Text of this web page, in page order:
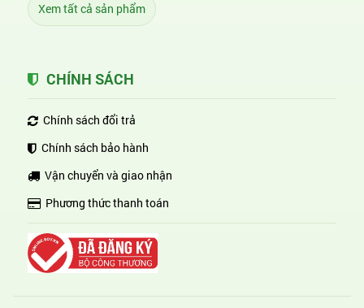
Xem tất cả sản phẩm
CHÍNH SÁCH
Chính sách đổi trả
Chính sách bảo hành
Vận chuyển và giao nhận
Phương thức thanh toán